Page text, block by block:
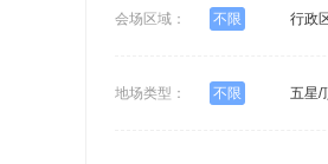
会场区域： 不限 行政
地场类型： 不限 五星/